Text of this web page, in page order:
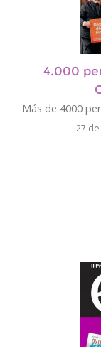
4.000
Más de 4000
27